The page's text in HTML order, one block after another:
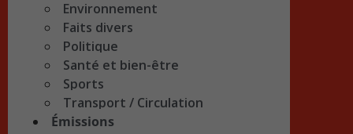
Environnement
Faits divers
Politique
Santé et bien-être
Sports
Transport / Circulation
Émissions